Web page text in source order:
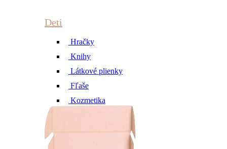
Deti
Hračky
Knihy
Látkové plienky
Fľaše
Kozmetika